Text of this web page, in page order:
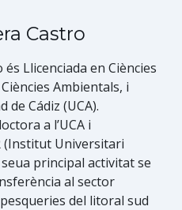
Castro
Llicenciada en Ciències
Ambientals, i
Cádiz (UCA).
a l’UCA i
(Institut Universitari
principal activitat se
al sector
del litoral sud